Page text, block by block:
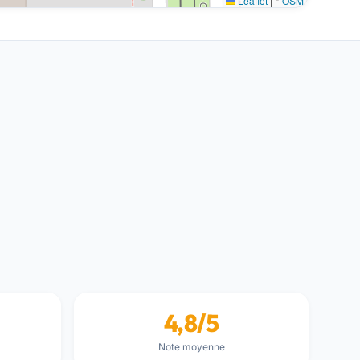
4,8/5
Note moyenne